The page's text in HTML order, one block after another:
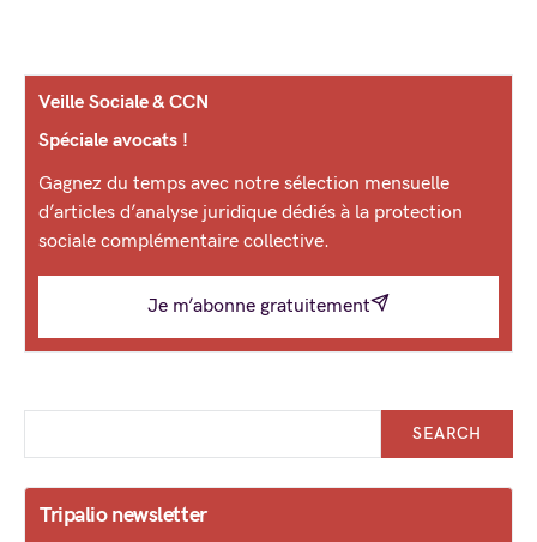
Veille Sociale & CCN
Spéciale avocats !
Gagnez du temps avec notre sélection mensuelle
d’articles d’analyse juridique dédiés à la protection
sociale complémentaire collective.
Je m’abonne gratuitement
SEARCH
Tripalio newsletter